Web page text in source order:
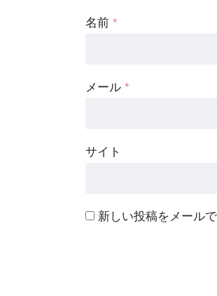
名前 *
メール *
サイト
新しい投稿をメール